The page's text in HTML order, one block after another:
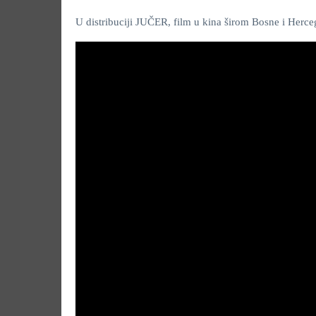
U distribuciji JUČER, film u kina širom Bosne i